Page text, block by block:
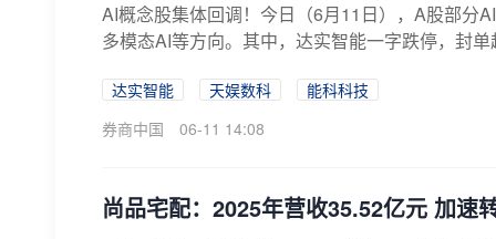
AI概念股集体回调！今日（6月11日），A股部分
多模态AI等方向。其中，达实智能一字跌停，封
达实智能 天娱数科
能科科技
券商中国
06-11 14:08
尚品宅配：2025年营收35.52亿元 加速